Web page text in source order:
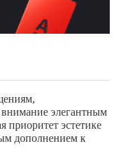
внимание элегантным
приоритет эстетике
дополнением к